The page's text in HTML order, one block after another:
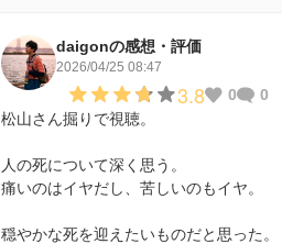
daigonの感想・評価
2026/04/25 08:47
3.8 0
0
松山さん掘りで視聴。
人の死について深く思う。
痛いのはイヤだし、苦しいのもイヤ。
穏やかな死を迎えたいものだと思った。